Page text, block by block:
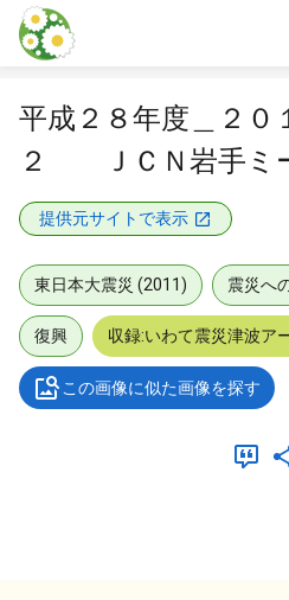
本文に飛ぶ
平成２８年度＿２０
２ ＪＣＮ岩手ミー
提供元サイトで表示
東日本大震災 (2011) 震災へ
復興 収録:いわて震災津波ア
この画像に似た画像を探す